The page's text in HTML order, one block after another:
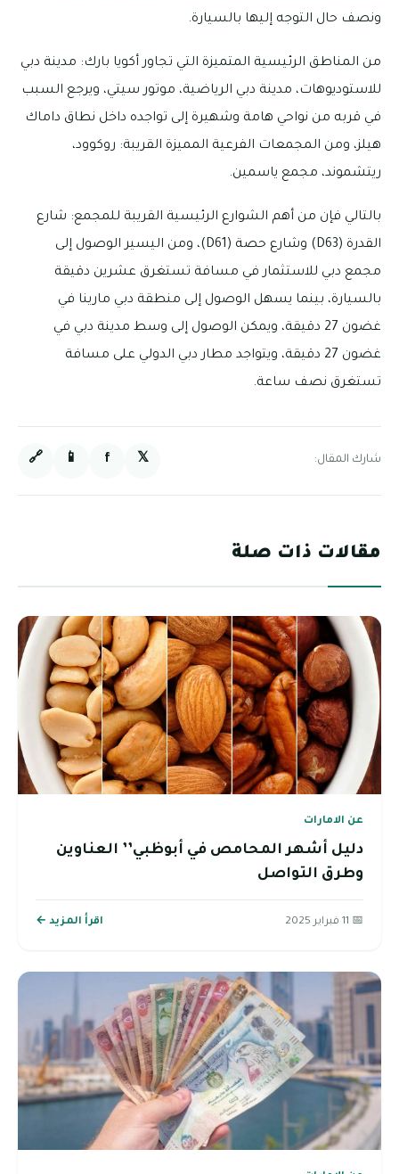
ونصف حال التوجه إليها بالسيارة.
من المناطق الرئيسية المتميزة التي تجاور أكويا بارك: مدينة دبي
للاستوديوهات، مدينة دبي الرياضية، موتور سيتي، ويرجع السبب
في قربه من نواحي هامة وشهيرة إلى تواجده داخل نطاق داماك
هيلز، ومن المجمعات الفرعية المميزة القريبة: روكوود،
ريتشموند، مجمع ياسمين.
بالتالي فإن من أهم الشوارع الرئيسية القريبة للمجمع: شارع
القدرة (D63) وشارع حصة (D61)، ومن اليسير الوصول إلى
مجمع دبي للاستثمار في مسافة تستغرق عشرين دقيقة
بالسيارة، بينما يسهل الوصول إلى منطقة دبي مارينا في
غضون 27 دقيقة، ويمكن الوصول إلى وسط مدينة دبي في
غضون 27 دقيقة، ويتواجد مطار دبي الدولي على مسافة
تستغرق نصف ساعة.
شارك المقال: 𝕏
f
📱
🔗
مقالات ذات صلة
عن الامارات
دليل أشهر المحامص في أبوظبي’’ العناوين
وطرق التواصل
📅 11 فبراير 2025 اقرأ المزيد ←